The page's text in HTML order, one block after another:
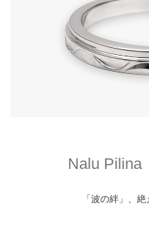
Nalu Pilina
「波の絆」、